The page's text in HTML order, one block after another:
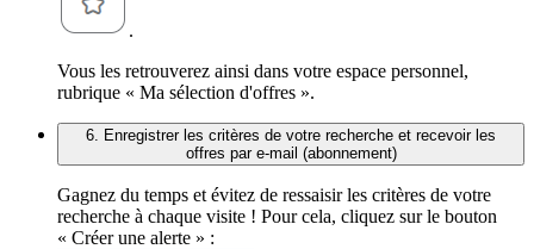
.
Vous les retrouverez ainsi dans votre espace personnel,
rubrique « Ma sélection d'offres ».
6. Enregistrer les critères de votre recherche et recevoir les
offres par e-mail (abonnement)
Gagnez du temps et évitez de ressaisir les critères de votre
recherche à chaque visite ! Pour cela, cliquez sur le bouton
« Créer une alerte » :